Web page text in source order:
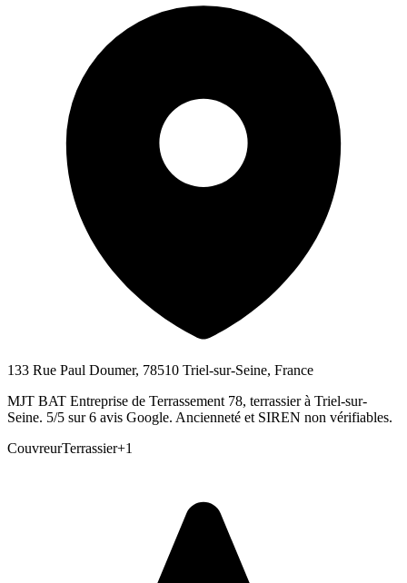
133 Rue Paul Doumer, 78510 Triel-sur-Seine, France
MJT BAT Entreprise de Terrassement 78, terrassier à Triel-sur-
Seine. 5/5 sur 6 avis Google. Ancienneté et SIREN non vérifiables.
CouvreurTerrassier+1